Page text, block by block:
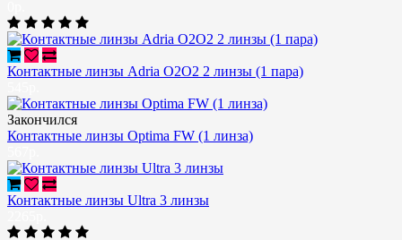
Контактные линзы Adria O2O2 2 линзы (1 пара)
Закончился
Контактные линзы Optima FW (1 линза)
Контактные линзы Ultra 3 линзы